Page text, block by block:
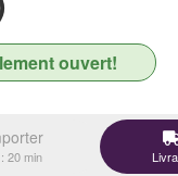
ouvert!
20 min